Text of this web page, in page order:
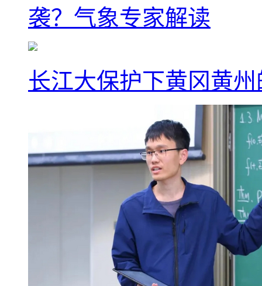
袭？气象专家解读
长江大保护下黄冈黄